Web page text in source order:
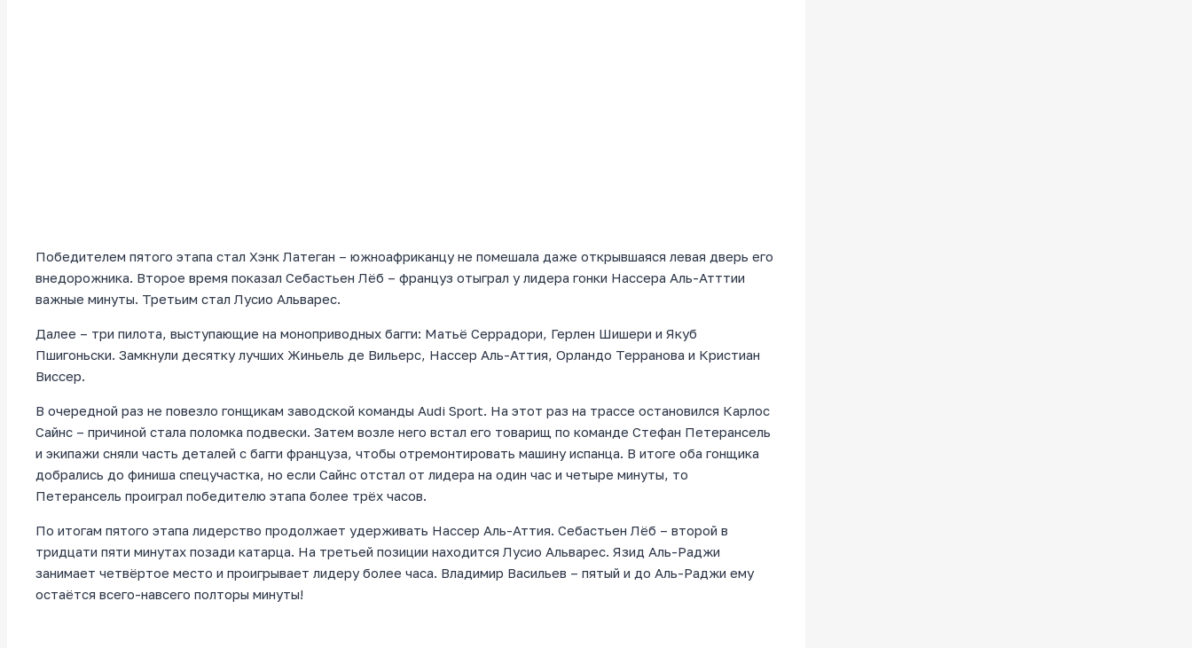
Победителем пятого этапа стал Хэнк Латеган – южноафриканцу не помешала даже открывшаяся левая дверь его
внедорожника. Второе время показал Себастьен Лёб – француз отыграл у лидера гонки Нассера Аль-Атттии
важные минуты. Третьим стал Лусио Альварес.
Далее – три пилота, выступающие на моноприводных багги: Матьё Серрадори, Герлен Шишери и Якуб
Пшигоньски. Замкнули десятку лучших Жиньель де Вильерс, Нассер Аль-Аттия, Орландо Терранова и Кристиан
Виссер.
В очередной раз не повезло гонщикам заводской команды Audi Sport. На этот раз на трассе остановился Карлос
Сайнс – причиной стала поломка подвески. Затем возле него встал его товарищ по команде Стефан Петерансель
и экипажи сняли часть деталей с багги француза, чтобы отремонтировать машину испанца. В итоге оба гонщика
добрались до финиша спецучастка, но если Сайнс отстал от лидера на один час и четыре минуты, то
Петерансель проиграл победителю этапа более трёх часов.
По итогам пятого этапа лидерство продолжает удерживать Нассер Аль-Аттия. Себастьен Лёб – второй в
тридцати пяти минутах позади катарца. На третьей позиции находится Лусио Альварес. Язид Аль-Раджи
занимает четвёртое место и проигрывает лидеру более часа. Владимир Васильев – пятый и до Аль-Раджи ему
остаётся всего-навсего полторы минуты!